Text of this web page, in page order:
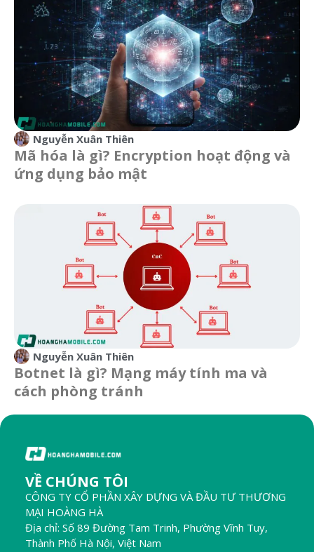
Nguyễn Xuân Thiên
Mã hóa là gì? Encryption hoạt động và
ứng dụng bảo mật
Nguyễn Xuân Thiên
Botnet là gì? Mạng máy tính ma và
cách phòng tránh
VỀ CHÚNG TÔI
CÔNG TY CỔ PHẦN XÂY DỰNG VÀ ĐẦU TƯ THƯƠNG
MẠI HOÀNG HÀ
Địa chỉ: Số 89 Đường Tam Trinh, Phường Vĩnh Tuy,
Thành Phố Hà Nội, Việt Nam